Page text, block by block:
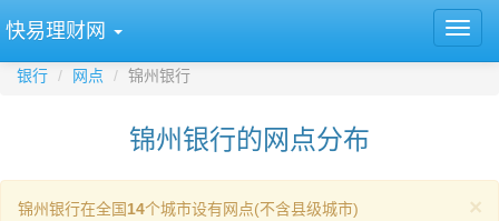
快易理财网
银行 网点 锦州银行
锦州银行的网点分布
×
锦州银行在全国14个城市设有网点(不含县级城市)